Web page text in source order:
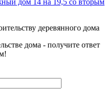
дом 14 на 19,5 со вторым
деревянного дома
дома - получите ответ